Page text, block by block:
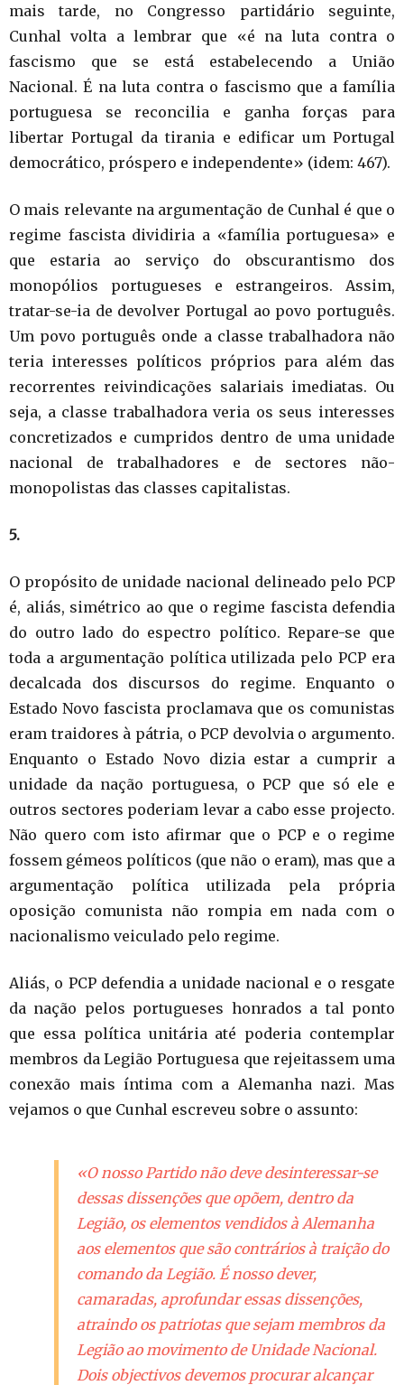
mais tarde, no Congresso partidário seguinte,
Cunhal volta a lembrar que «é na luta contra o
fascismo que se está estabelecendo a União
Nacional. É na luta contra o fascismo que a família
portuguesa se reconcilia e ganha forças para
libertar Portugal da tirania e edificar um Portugal
democrático, próspero e independente» (idem: 467).
O mais relevante na argumentação de Cunhal é que o
regime fascista dividiria a «família portuguesa» e
que estaria ao serviço do obscurantismo dos
monopólios portugueses e estrangeiros. Assim,
tratar-se-ia de devolver Portugal ao povo português.
Um povo português onde a classe trabalhadora não
teria interesses políticos próprios para além das
recorrentes reivindicações salariais imediatas. Ou
seja, a classe trabalhadora veria os seus interesses
concretizados e cumpridos dentro de uma unidade
nacional de trabalhadores e de sectores não-
monopolistas das classes capitalistas.
5.
O propósito de unidade nacional delineado pelo PCP
é, aliás, simétrico ao que o regime fascista defendia
do outro lado do espectro político. Repare-se que
toda a argumentação política utilizada pelo PCP era
decalcada dos discursos do regime. Enquanto o
Estado Novo fascista proclamava que os comunistas
eram traidores à pátria, o PCP devolvia o argumento.
Enquanto o Estado Novo dizia estar a cumprir a
unidade da nação portuguesa, o PCP que só ele e
outros sectores poderiam levar a cabo esse projecto.
Não quero com isto afirmar que o PCP e o regime
fossem gémeos políticos (que não o eram), mas que a
argumentação política utilizada pela própria
oposição comunista não rompia em nada com o
nacionalismo veiculado pelo regime.
Aliás, o PCP defendia a unidade nacional e o resgate
da nação pelos portugueses honrados a tal ponto
que essa política unitária até poderia contemplar
membros da Legião Portuguesa que rejeitassem uma
conexão mais íntima com a Alemanha nazi. Mas
vejamos o que Cunhal escreveu sobre o assunto:
«O nosso Partido não deve desinteressar-se
dessas dissenções que opõem, dentro da
Legião, os elementos vendidos à Alemanha
aos elementos que são contrários à traição do
comando da Legião. É nosso dever,
camaradas, aprofundar essas dissenções,
atraindo os patriotas que sejam membros da
Legião ao movimento de Unidade Nacional.
Dois objectivos devemos procurar alcançar